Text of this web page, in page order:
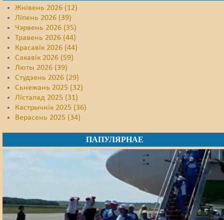
Жнівень 2026 (12)
Ліпень 2026 (39)
Чэрвень 2026 (35)
Травень 2026 (44)
Красавік 2026 (44)
Сакавік 2026 (59)
Люты 2026 (39)
Студзень 2026 (29)
Сьнежань 2025 (32)
Лістапад 2025 (31)
Кастрычнік 2025 (36)
Верасень 2025 (34)
ПАПУЛЯРНАЕ